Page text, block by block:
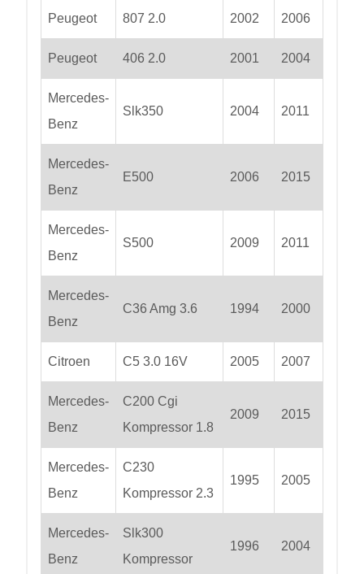
Peugeot 807 2.0 2002 2006
Peugeot 406 2.0 2001 2004
Mercedes-
Benz
Slk350 2004 2011
Mercedes-
Benz
E500 2006 2015
Mercedes-
Benz
S500 2009 2011
Mercedes-
Benz
C36 Amg 3.6 1994 2000
Citroen C5 3.0 16V 2005 2007
Mercedes-
Benz
C200 Cgi
Kompressor 1.8
2009 2015
Mercedes-
Benz
C230
Kompressor 2.3
1995 2005
Mercedes-
Benz
Slk300
Kompressor
1996 2004